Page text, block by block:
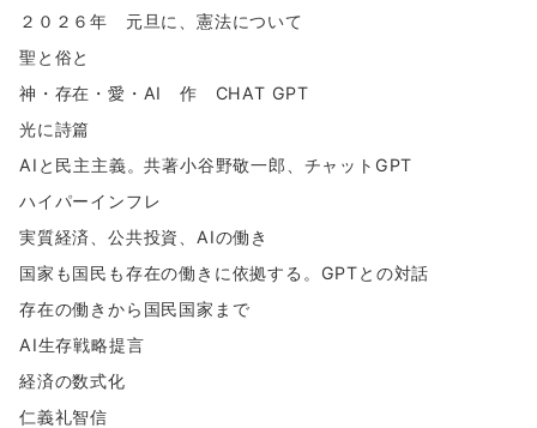
２０２６年 元旦に、憲法について
聖と俗と
神・存在・愛・AI 作 CHAT GPT
光に詩篇
AIと民主主義。共著小谷野敬一郎、チャットGPT
ハイパーインフレ
実質経済、公共投資、AIの働き
国家も国民も存在の働きに依拠する。GPTとの対話
存在の働きから国民国家まで
AI生存戦略提言
経済の数式化
仁義礼智信